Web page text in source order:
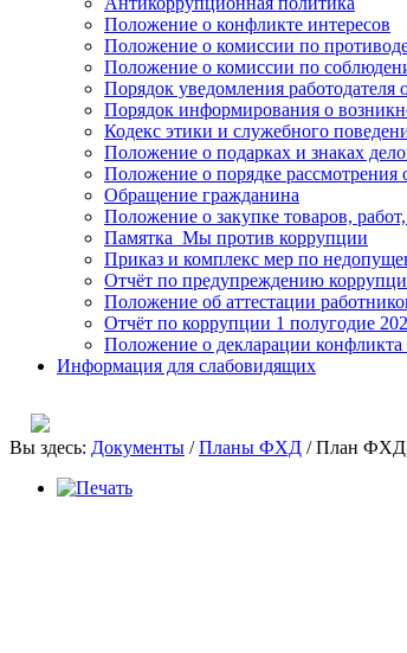
Положение о конфликте интересов
Положение о комиссии по
Положение о комиссии по
Порядок уведомления
Порядок информирования о
Кодекс этики и служебного
Положение о подарках и знаках
Положение о порядке рассмотрения
Обращение гражданина
Положение о закупке товаров,
Памятка_Мы против коррупции
Приказ и комплекс мер по
Отчёт по предупреждению
Положение об аттестации
Отчёт по коррупции 1 полугодие
Положение о декларации конфликта
Информация для слабовидящих
Вы здесь: Документы /Планы ФХД /План ФХД